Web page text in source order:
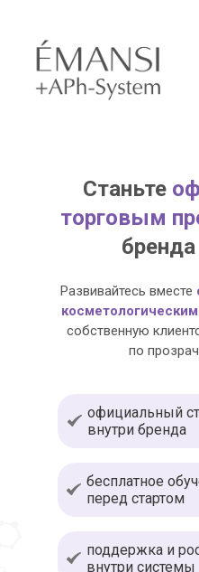
Станьте
торговым
официальный
внутри бренда
бесплатное
перед стартом
поддержка и
внутри системы
Развивайтесь вместе
собственную
по